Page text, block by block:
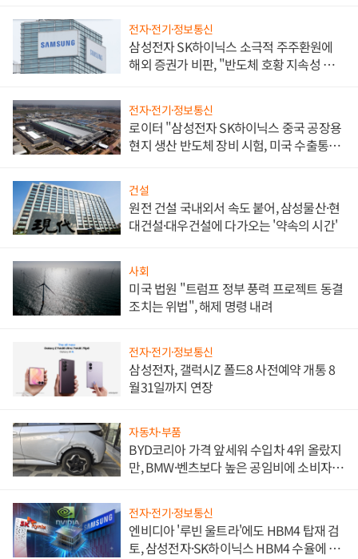
전자·전기·정보통신
삼성전자 SK하이닉스 소극적 주주환원에
해외 증권가 비판, "반도체 호황 지속성 의
전자·전기·정보통신
로이터 "삼성전자 SK하이닉스 중국 공장용
현지 생산 반도체 장비 시험, 미국 수출통제
건설
원전 건설 국내외서 속도 붙어, 삼성물산·현
대건설·대우건설에 다가오는 '약속의 시간'
사회
미국 법원 "트럼프 정부 풍력 프로젝트 동결
조치는 위법", 해제 명령 내려
전자·전기·정보통신
삼성전자, 갤럭시Z 폴드8 사전예약 개통 8
월31일까지 연장
자동차·부품
BYD코리아 가격 앞세워 수입차 4위 올랐지
만, BMW·벤츠보다 높은 공임비에 소비자
전자·전기·정보통신
엔비디아 '루빈 울트라'에도 HBM4 탑재 검
토, 삼성전자·SK하이닉스 HBM4 수율에 주